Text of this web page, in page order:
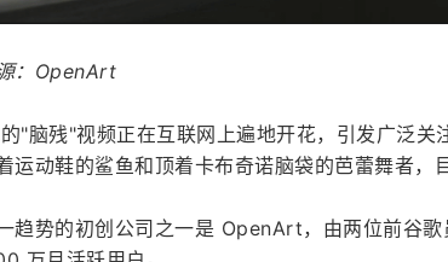
：OpenArt
"脑残"视频正在互联网上遍地开花，引发广泛
运动鞋的鲨鱼和顶着卡布奇诺脑袋的芭蕾舞者，
趋势的初创公司之一是 OpenArt，由两位前谷